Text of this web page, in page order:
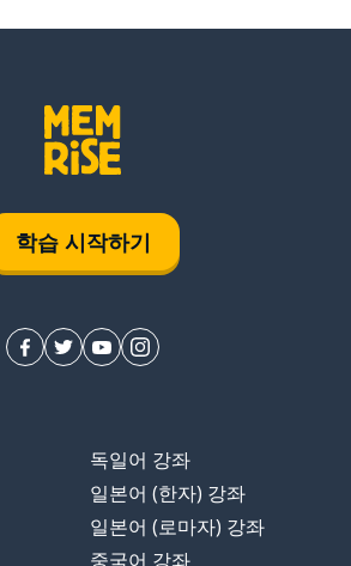
학습 시작하기
독일어 강좌
일본어 (한자) 강좌
일본어 (로마자) 강좌
중국어 강좌